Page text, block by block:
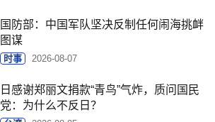
国防部：中国军队坚决反制任何闹海挑衅
图谋
时事 2026-08-07
日感谢郑丽文捐款“青鸟”气炸，质问国民
党：为什么不反日？